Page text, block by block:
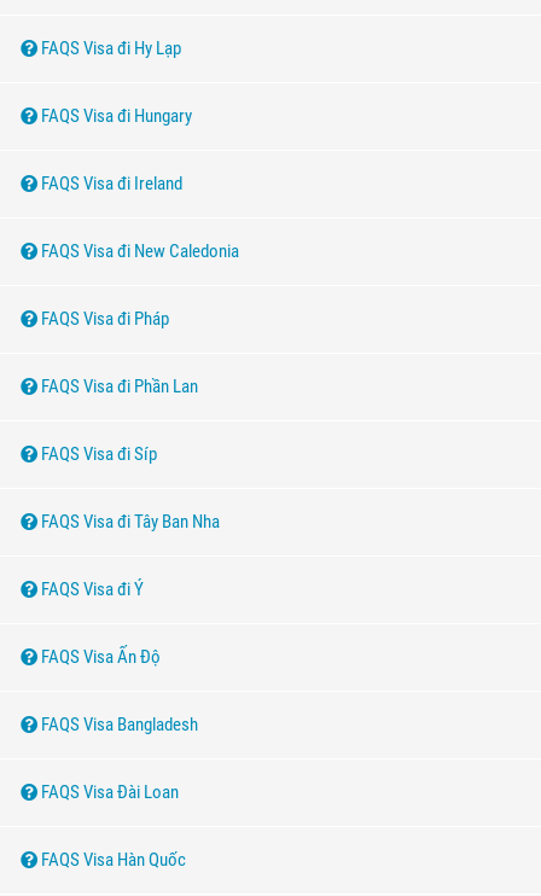
FAQS Visa đi Hy Lạp
FAQS Visa đi Hungary
FAQS Visa đi Ireland
FAQS Visa đi New Caledonia
FAQS Visa đi Pháp
FAQS Visa đi Phần Lan
FAQS Visa đi Síp
FAQS Visa đi Tây Ban Nha
FAQS Visa đi Ý
FAQS Visa Ấn Độ
FAQS Visa Bangladesh
FAQS Visa Đài Loan
FAQS Visa Hàn Quốc